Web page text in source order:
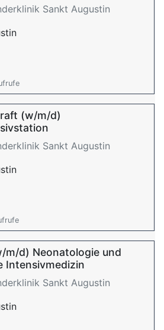
Sankt Augustin
(w/m/d)
Sankt Augustin
m/d) Neonatologie und
Intensivmedizin
Sankt Augustin